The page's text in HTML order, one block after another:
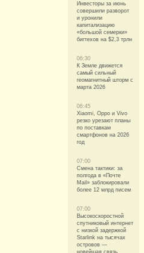
Инвесторы за июнь
совершили разворот
и уронили
капитализацию
«большой семерки»
бигтехов на $2,3 трлн
06:30
К Земле движется
самый сильный
геомагнитный шторм с
марта 2026
06:45
Xiaomi, Oppo и Vivo
резко урезают планы
по поставкам
смартфонов на 2026
год
07:00
Смена тактики: за
полгода в «Почте
Mail» заблокировали
более 12 млрд писем
07:00
Высокоскоростной
спутниковый интернет
с низкой задержкой
Starlink на тысячах
островов —
новейшая связь